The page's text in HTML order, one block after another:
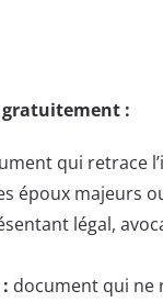
gratuitement :
qui retrace
époux majeurs
légal,
document qui ne